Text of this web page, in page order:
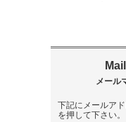
下記にメールア
を押して下さい。